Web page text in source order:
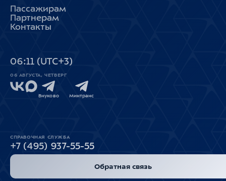
Пассажирам
Партнерам
Контакты
06:11 (UTC+3)
06 АВГУСТА, ЧЕТВЕРГ
Внуково Минтранс
СПРАВОЧНАЯ СЛУЖБА
+7 (495) 937-55-55
Обратная связь